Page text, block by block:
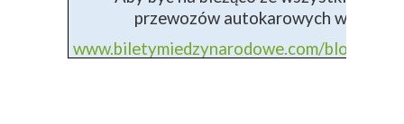
przewozów autokarowych wejdź na
www.biletymiedzynarodowe.com/